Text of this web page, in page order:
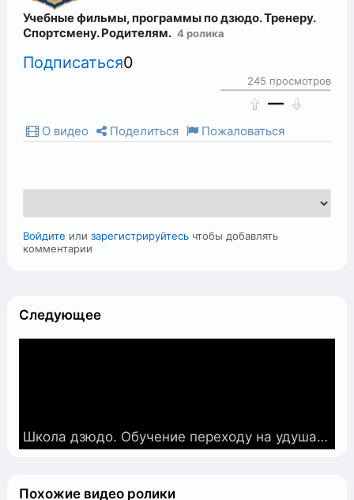
Учебные фильмы, программы по дзюдо. Тренеру.
Спортсмену. Родителям. 4 ролика
Подписаться0
245 просмотров
—
О видео Поделиться Пожаловаться
Войдите илизарегистрируйтесь чтобы добавлять
комментарии
Следующее
Школа дзюдо. Обучение переходу на удушающий захват.
Похожие видео ролики